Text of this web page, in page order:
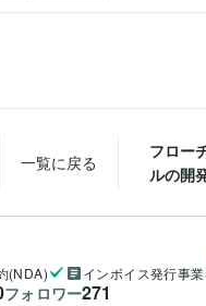
一覧に戻る
フロー
ルの開
(NDA) インボイス発行事
フォロワー271